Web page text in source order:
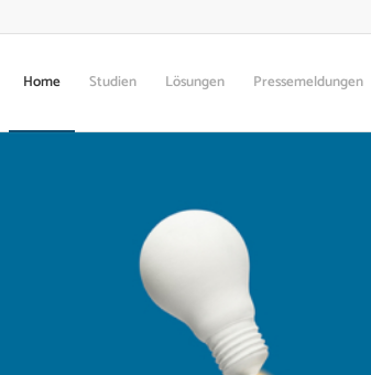
Home Studien Lösungen Pressemeldungen